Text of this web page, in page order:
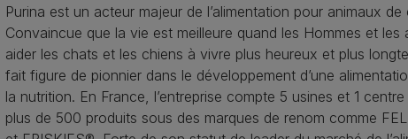
Purina est un acteur majeur de l’alimentation pour animaux
Convaincue que la vie est meilleure quand les Hommes et les
aider les chats et les chiens à vivre plus heureux et plus
fait figure de pionnier dans le développement d’une
la nutrition. En France, l’entreprise compte 5 usines et 1
plus de 500 produits sous des marques de renom comme